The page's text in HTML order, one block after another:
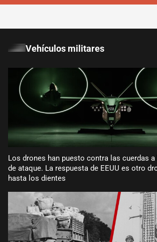
Vehículos militares
Los drones han puesto contra las cuerdas
de ataque. La respuesta de EEUU es otro
hasta los dientes